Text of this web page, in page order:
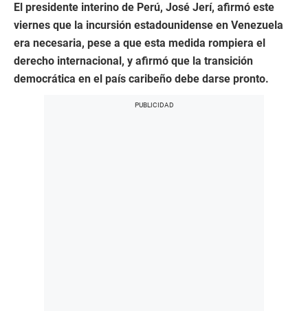
El presidente interino de Perú, José Jerí, afirmó este
viernes que la incursión estadounidense en Venezuela
era necesaria, pese a que esta medida rompiera el
derecho internacional, y afirmó que la transición
democrática en el país caribeño debe darse pronto.